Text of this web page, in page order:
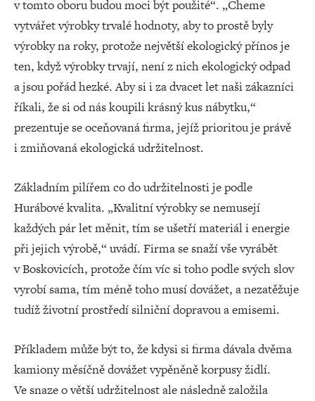
v tomto oboru budou moci být použité“. „Cheme
vytvářet výrobky trvalé hodnoty, aby to prostě byly
výrobky na roky, protože největší ekologický přínos je
ten, když výrobky trvají, není z nich ekologický odpad
a jsou pořád hezké. Aby si i za dvacet let naši zákazníci
říkali, že si od nás koupili krásný kus nábytku,“
prezentuje se oceňovaná firma, jejíž prioritou je právě
i zmiňovaná ekologická udržitelnost.
Základním pilířem co do udržitelnosti je podle
Hurábové kvalita. „Kvalitní výrobky se nemusejí
každých pár let měnit, tím se ušetří materiál i energie
při jejich výrobě,“ uvádí. Firma se snaží vše vyrábět
v Boskovicích, protože čím víc si toho podle svých slov
vyrobí sama, tím méně toho musí dovážet, a nezatěžuje
tudíž životní prostředí silniční dopravou a emisemi.
Příkladem může být to, že kdysi si firma dávala dvěma
kamiony měsíčně dovážet vypěněně korpusy židlí.
Ve snaze o větší udržitelnost ale následně založila